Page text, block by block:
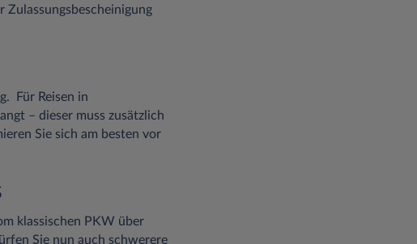
Für Reisen in
– dieser muss zusätzlich
Sie sich am besten vor
klassischen PKW über
Sie nun auch schwerere